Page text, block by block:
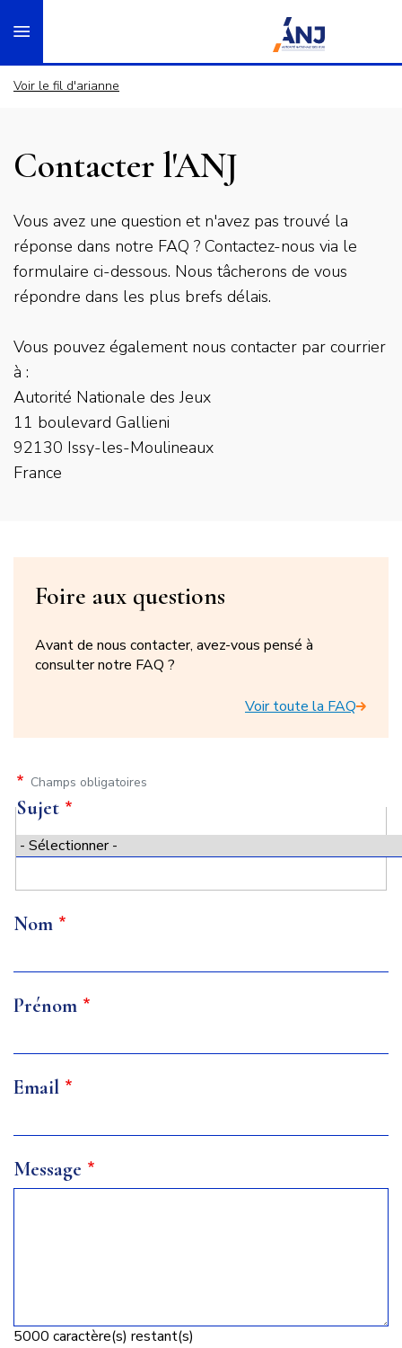
accueil
Voir le fil d'arianne
Contacter l'ANJ
Chapo
Vous avez une question et n'avez pas trouvé la
réponse dans notre FAQ ? Contactez-nous via le
formulaire ci-dessous. Nous tâcherons de vous
répondre dans les plus brefs délais.
Vous pouvez également nous contacter par courrier
à :
Autorité Nationale des Jeux
11 boulevard Gallieni
92130 Issy-les-Moulineaux
France
Titre
bloc
Foire aux questions
Avant de nous contacter, avez-vous pensé à
consulter notre FAQ ?
Voir toute la FAQ
Champs obligatoires
Formulaire
Sujet
Sujet
Nom
Prénom
Email
Message
5000 caractère(s) restant(s)